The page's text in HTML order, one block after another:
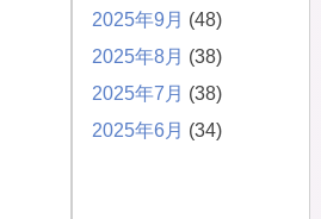
2025年9月 (48)
2025年8月 (38)
2025年7月 (38)
2025年6月 (34)